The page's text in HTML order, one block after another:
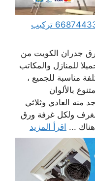
فني تركيب ورق جدران الكويت 66874433 تركيب
جدران الكويت من
للمنازل والمكاتب
مناسبة للجميع ،
بالألوان
منه العادي وثلاثي
للغرف ولكل غرفة ورق
... اقرأ المزيد